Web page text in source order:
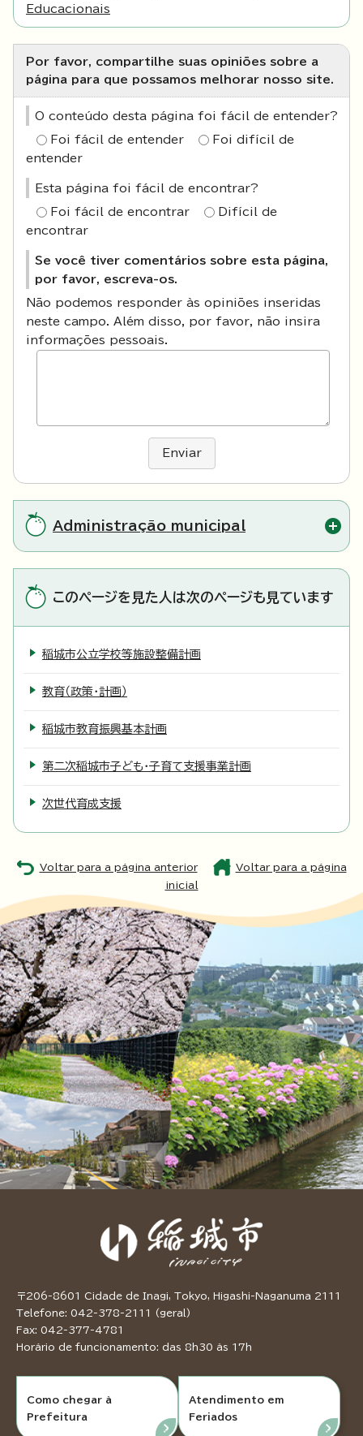
Educacionais
Por favor, compartilhe suas opiniões sobre a
página para que possamos melhorar nosso site.
O conteúdo desta página foi fácil de entender?
Foi fácil de entender
Foi difícil de
entender
Esta página foi fácil de encontrar?
Foi fácil de encontrar
Difícil de
encontrar
Se você tiver comentários sobre esta página,
por favor, escreva-os.
Não podemos responder às opiniões inseridas
neste campo. Além disso, por favor, não insira
informações pessoais.
Enviar
Administração municipal
このページを見た人は次のページも見ています
稲城市公立学校等施設整備計画
教育（政策・計画）
稲城市教育振興基本計画
第二次稲城市子ども・子育て支援事業計画
次世代育成支援
Voltar para a página anterior
Voltar para a página
inicial
〒206-8601 Cidade de Inagi, Tokyo, Higashi-Naganuma 2111
Telefone: 042-378-2111 (geral)
Fax: 042-377-4781
Horário de funcionamento: das 8h30 às 17h
Como chegar à
Prefeitura
Atendimento em
Feriados